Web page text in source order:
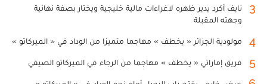
3
نايف أكرد يدير ظهره لاغراءات مالية خليجية ويختار بصفة نهائية
وجهته المقبلة
4 مولودية الجزائر « يخطف » مهاجما متميزا من الوداد في « الميركاتو »
5 فريق إماراتي « يخطف » مهاجما من الرجاء في الميركاتو الصيفي